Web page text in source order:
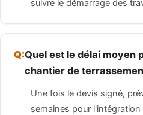
suivre le démarrage des
Quel est le délai moyen
chantier de
Une fois le devis signé,
semaines pour